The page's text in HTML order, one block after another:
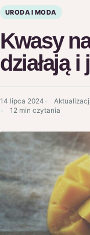
URODA I MODA
Kwasy
działają
14 lipca 2024
12 min czytania